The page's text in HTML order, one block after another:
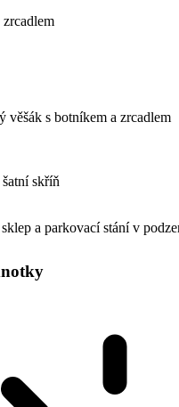
zrcadlem
věšák s botníkem a zrcadlem
skříň
a parkovací stání v